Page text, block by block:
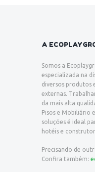
A
Somos a
especializada na
diversos produtos
externas.
da mais alta
Pisos e Mobiliário
soluções é ideal
hotéis e
Precisando de
Confira também: